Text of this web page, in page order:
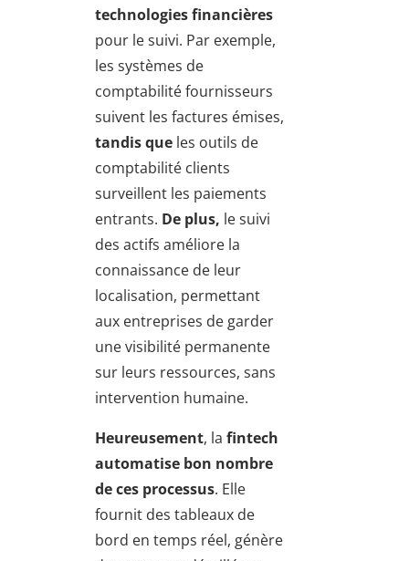
technologies financières
pour le suivi. Par exemple,
les systèmes de
comptabilité fournisseurs
suivent les factures émises,
tandis que les outils de
comptabilité clients
surveillent les paiements
entrants. De plus, le suivi
des actifs améliore la
connaissance de leur
localisation, permettant
aux entreprises de garder
une visibilité permanente
sur leurs ressources, sans
intervention humaine.
Heureusement, la fintech
automatise bon nombre
de ces processus. Elle
fournit des tableaux de
bord en temps réel, génère